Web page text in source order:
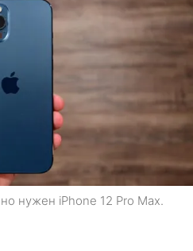
нужен iPhone 12 Pro Max.